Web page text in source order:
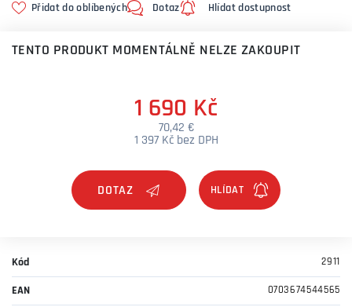
Přidat do oblíbených Dotaz Hlídat dostupnost
TENTO PRODUKT MOMENTÁLNĚ NELZE ZAKOUPIT
1 690 Kč
70,42 €
1 397 Kč bez DPH
DOTAZ
Kód 2911
EAN 0703674544565